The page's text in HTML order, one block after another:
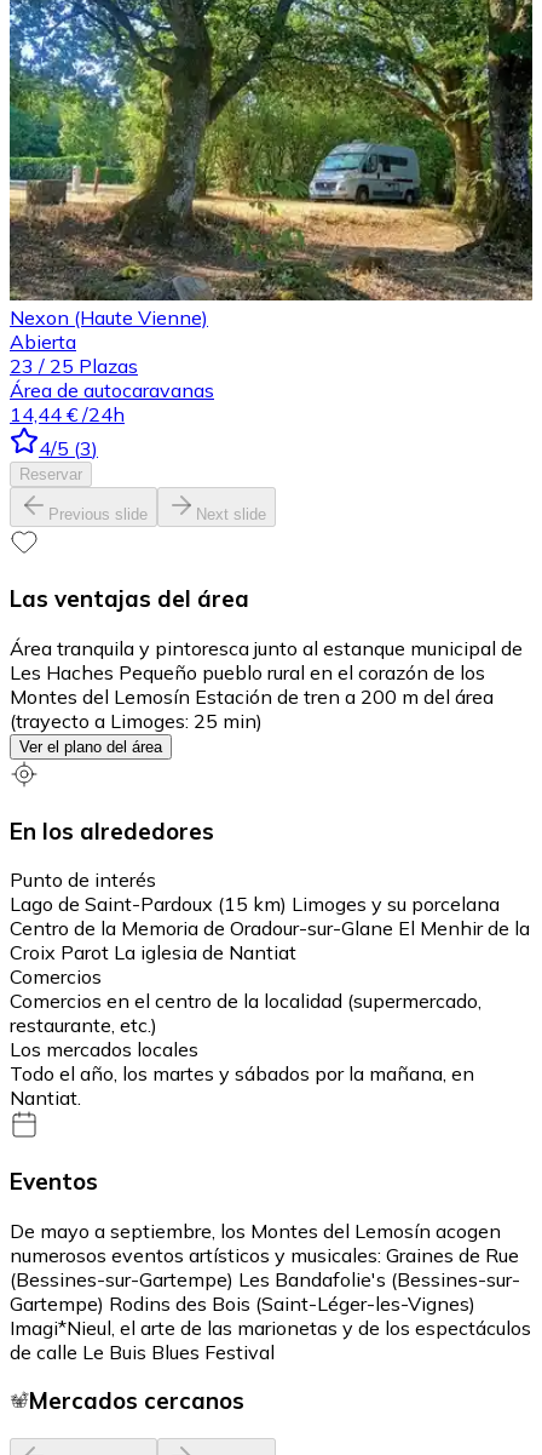
Nexon (Haute Vienne)
Abierta
23 / 25 Plazas
Área de autocaravanas
14,44 € /24h
4/5 (3)
Reservar
Previous slide Next slide
Las ventajas del área
Área tranquila y pintoresca junto al estanque municipal de
Les Haches Pequeño pueblo rural en el corazón de los
Montes del Lemosín Estación de tren a 200 m del área
(trayecto a Limoges: 25 min)
Ver el plano del área
En los alrededores
Punto de interés
Lago de Saint-Pardoux (15 km) Limoges y su porcelana
Centro de la Memoria de Oradour-sur-Glane El Menhir de la
Croix Parot La iglesia de Nantiat
Comercios
Comercios en el centro de la localidad (supermercado,
restaurante, etc.)
Los mercados locales
Todo el año, los martes y sábados por la mañana, en
Nantiat.
Eventos
De mayo a septiembre, los Montes del Lemosín acogen
numerosos eventos artísticos y musicales: Graines de Rue
(Bessines-sur-Gartempe) Les Bandafolie's (Bessines-sur-
Gartempe) Rodins des Bois (Saint-Léger-les-Vignes)
Imagi*Nieul, el arte de las marionetas y de los espectáculos
de calle Le Buis Blues Festival
Mercados cercanos